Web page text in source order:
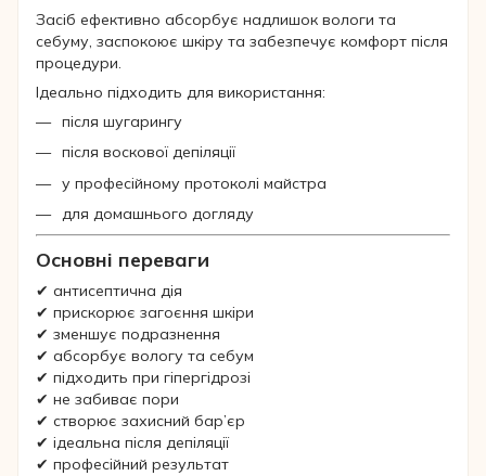
Засіб ефективно абсорбує надлишок вологи та
себуму, заспокоює шкіру та забезпечує комфорт після
процедури.
Ідеально підходить для використання:
після шугарингу
після воскової депіляції
у професійному протоколі майстра
для домашнього догляду
Основні переваги
✔ антисептична дія
✔ прискорює загоєння шкіри
✔ зменшує подразнення
✔ абсорбує вологу та себум
✔ підходить при гіпергідрозі
✔ не забиває пори
✔ створює захисний бар’єр
✔ ідеальна після депіляції
✔ професійний результат